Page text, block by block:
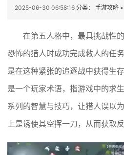
2025-06-30 06:58:16 分类： 手游攻略 •
在第五人格中，最具挑战性
恐怖的猎人时成功完成救人的任
是在这种紧张的追逐战中获得生
是一个玩家术语，指游戏中的求
系列的智慧与技巧，让猎人误以
上是诱使其空挥一刀，从而获取